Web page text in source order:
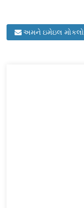
અમને ઇમેઇલ મોકલો